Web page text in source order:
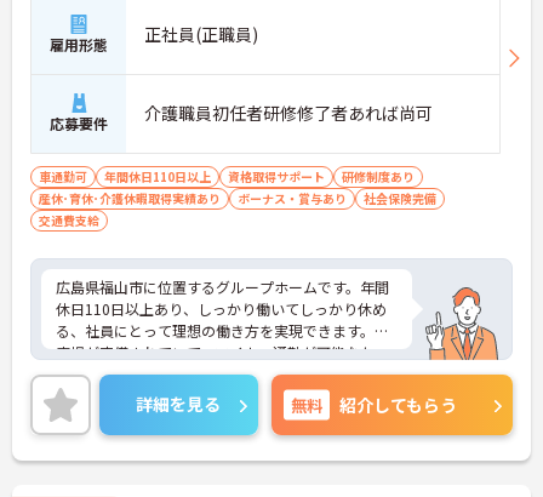
雇用形態 正社員(正職員)
応募要件 介護職員初任者研修修了者あれば尚可
車通勤可 年間休日110日以上 資格取得サポート
研修制度あり
産休･育休･介護休暇取得実績あり
ボーナス・賞与あり
社会保険完備
交通費支給
広島県福山市に位置するグループホームです。年間
休日110日以上あり、しっかり働いてしっかり休め
る、社員にとって理想の働き方を実現できます。駐
車場が完備されていて、マイカー通勤が可能なた
め、通勤に便利です。ご興味をお持ちの方はお気軽
にお問い合わせください。
詳細を見る 無料 紹介してもらう